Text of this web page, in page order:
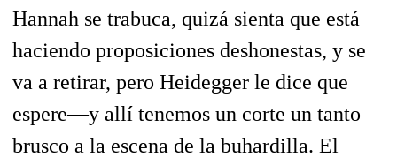
Hannah se trabuca, quizá sienta que está
haciendo proposiciones deshonestas, y se
va a retirar, pero Heidegger le dice que
espere—y allí tenemos un corte un tanto
brusco a la escena de la buhardilla. El